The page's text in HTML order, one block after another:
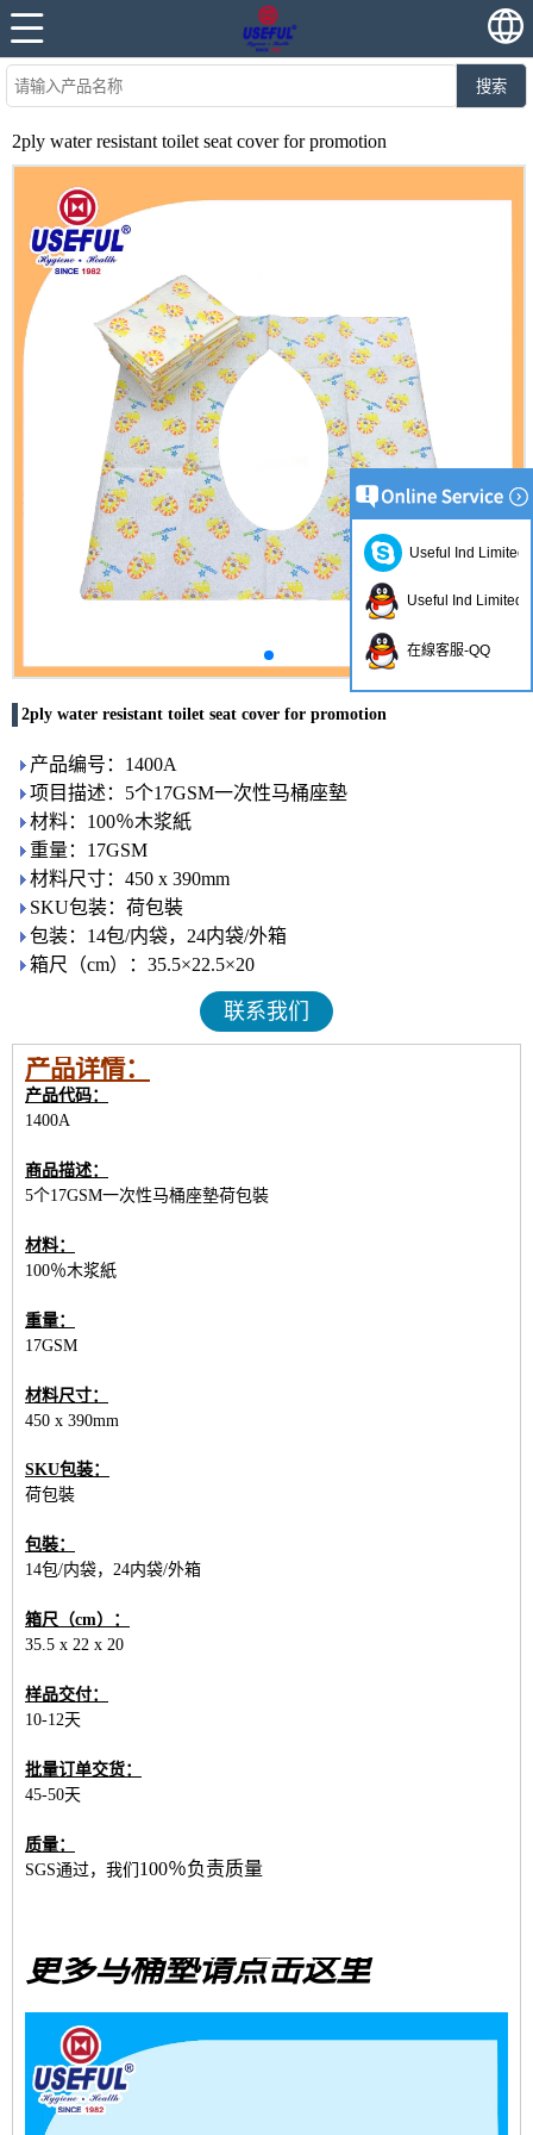
搜索
2ply water resistant toilet seat cover for promotion
2ply water resistant toilet seat cover for promotion
产品编号：1400A
项目描述：5个17GSM一次性马桶座墊
材料：100％木浆紙
重量：17GSM
材料尺寸：450 x 390mm
SKU包装：荷包裝
包装：14包/内袋，24内袋/外箱
箱尺（cm）：35.5×22.5×20
联系我们
产品详情：
产品代码：
1400A
商品描述：
5个17GSM一次性马桶座墊荷包裝
材料：
100％木浆紙
重量：
17GSM
材料尺寸：
450 x 390mm
SKU包装：
荷包裝
包裝：
14包/内袋，24内袋/外箱
箱尺（cm）：
35.5 x 22 x 20
样品交付：
10-12天
批量订单交货：
45-50天
质量：
SGS通过，我们 100％负责质量
更多马桶墊请点击这里
Useful Ind Limited
Useful Ind Limited
在線客服-QQ